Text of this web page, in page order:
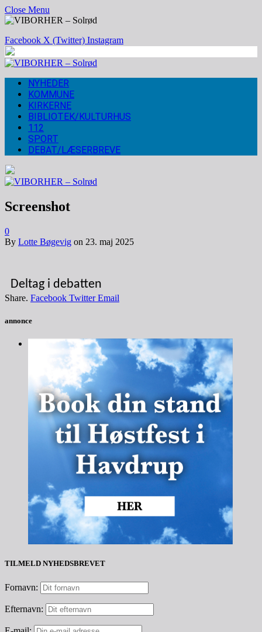
Close Menu
Facebook X (Twitter) Instagram
NYHEDER
KOMMUNE
KIRKERNE
BIBLIOTEK/KULTURHUS
112
SPORT
DEBAT/LÆSERBREVE
Screenshot
0
By Lotte Bøgevig on 23. maj 2025
Deltag i debatten
Share. Facebook Twitter Email
annonce
TILMELD NYHEDSBREVET
Fornavn:
Efternavn: